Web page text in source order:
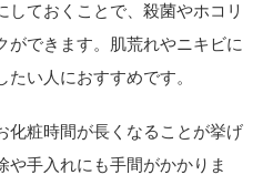
しておくことで、殺菌やホコリ
ができます。肌荒れやニキビに
い人におすすめです。
化粧時間が長くなることが挙げ
や手入れにも手間がかかりま